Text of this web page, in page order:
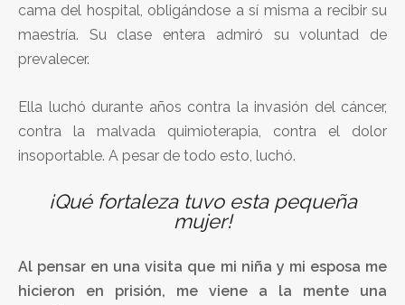
cama del hospital, obligándose a sí misma a recibir su
maestría. Su clase entera admiró su voluntad de
prevalecer.
Ella luchó durante años contra la invasión del cáncer,
contra la malvada quimioterapia, contra el dolor
insoportable. A pesar de todo esto, luchó.
¡Qué fortaleza tuvo esta pequeña
mujer!
Al pensar en una visita que mi niña y mi esposa me
hicieron en prisión, me viene a la mente una